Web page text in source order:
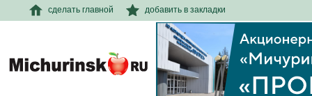
сделать главной добавить в закладки